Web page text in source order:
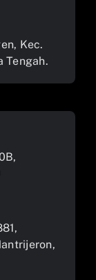
Kec.
Tengah.